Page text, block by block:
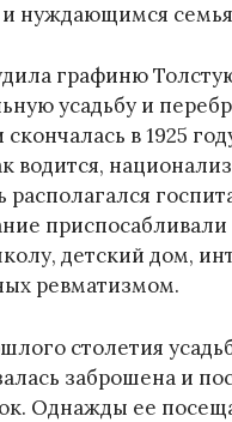
и нуждающимся
графиню
усадьбу и
в 1925
водится,
располагался
приспосабливали
детский дом,
ревматизмом.
столетия
заброшена и
Однажды ее